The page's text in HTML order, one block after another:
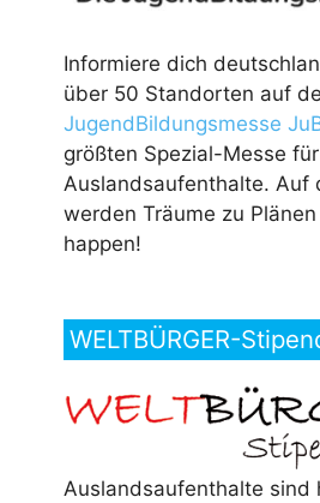
Informiere dich
über 50 Standorten auf
JugendBildungsmesse
größten Spezial-Messe für
Auslandsaufenthalte. Auf
werden Träume zu
happen!
WELTBÜRGER-
Auslandsaufenthalte sind